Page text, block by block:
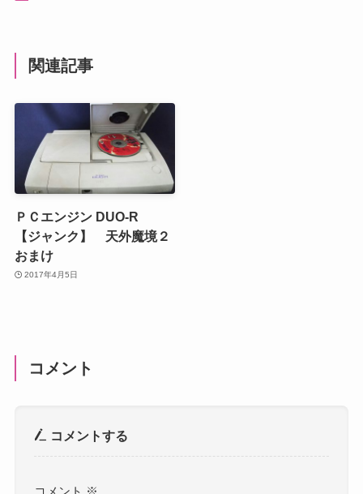
関連記事
ＰＣエンジン DUO-R
【ジャンク】 天外魔境２
おまけ
2017年4月5日
コメント
コメントする